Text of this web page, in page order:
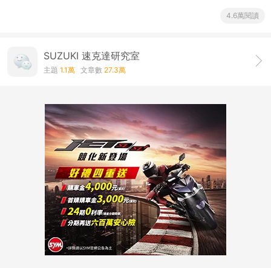
4.6萬閱讀
SUZUKI 速克達研究室
主題 1.1萬 文章數 27.3萬